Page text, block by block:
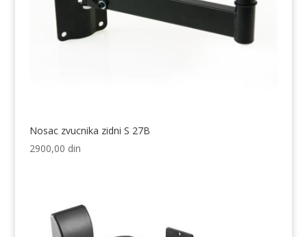
Nosac zvucnika zidni S 27B
2900,00 din